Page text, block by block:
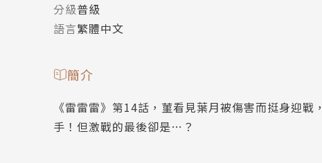
分級普級
語言繁體中文
簡介
《雷雷雷》第14話，菫看見葉月被傷害而挺身迎
手！但激戰的最後卻是…？